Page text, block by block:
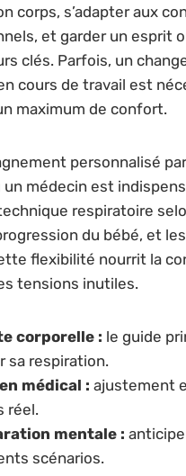
corps, s’adapter aux
et garder un esprit
clés. Parfois, un
cours de travail est
maximum de confort.
personnalisé
médecin est
respiratoire
du bébé, et
flexibilité nourrit la
tensions inutiles.
corporelle : le guide
sa respiration.
médical : ajustement
réel.
mentale :
scénarios.